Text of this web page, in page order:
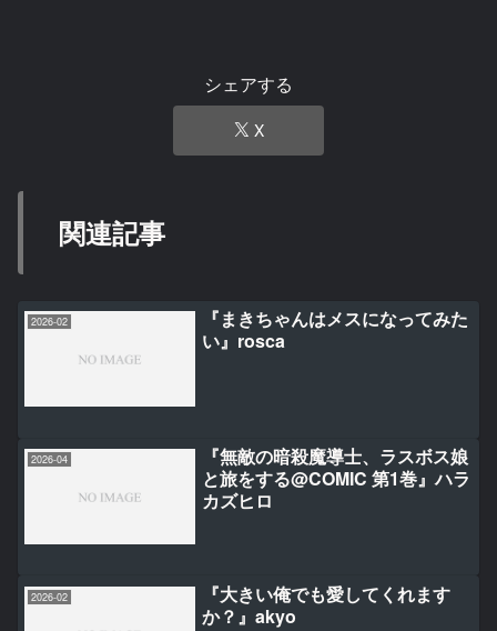
シェアする
X
関連記事
2026-02
『まきちゃんはメスになってみた
い』rosca
2026-04
『無敵の暗殺魔導士、ラスボス娘
と旅をする@COMIC 第1巻』ハラ
カズヒロ
2026-02
『大きい俺でも愛してくれます
か？』akyo